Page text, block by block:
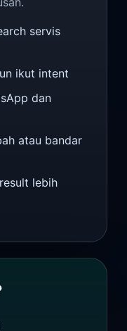
servis
ikut intent
dan
atau bandar
lebih